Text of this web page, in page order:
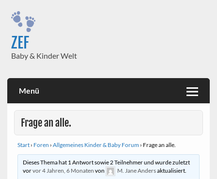
content
ZEF
Baby & Kinder Welt
Menü
Frage an alle.
Start › Foren › Allgemeines Kinder & Baby Forum › Frage an alle.
Dieses Thema hat 1 Antwort sowie 2 Teilnehmer und wurde zuletzt
vorvor 4 Jahren, 6 Monaten von M. Jane Andersaktualisiert.